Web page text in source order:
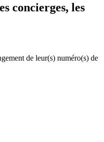
concierges, les
de leur(s) numéro(s) de